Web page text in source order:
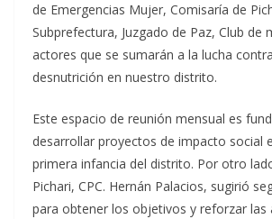
de Emergencias Mujer, Comisaría de
Subprefectura, Juzgado de Paz, Club de
actores que se sumarán a la lucha
desnutrición en nuestro distrito.
Este espacio de reunión mensual es
desarrollar proyectos de impacto social
primera infancia del distrito. Por otro
Pichari, CPC. Hernán Palacios, sugirió
para obtener los objetivos y reforzar las